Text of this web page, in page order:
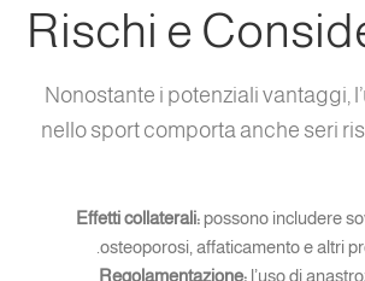
Rischi e
Nonostante i potenziali vantaggi,
nello sport comporta anche seri
Effetti collaterali:possono includere
osteoporosi, affaticamento e altri
Regolamentazione: l’uso di